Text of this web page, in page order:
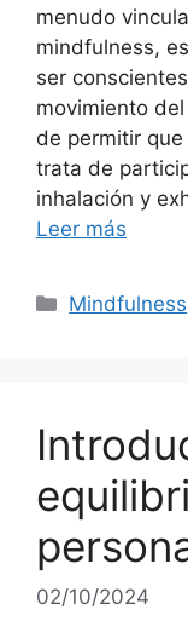
menudo
mindfulness,
ser
movimiento
de permitir
trata de
inhalación y
Leer más
Categories
Mindfulness
02/10/2024